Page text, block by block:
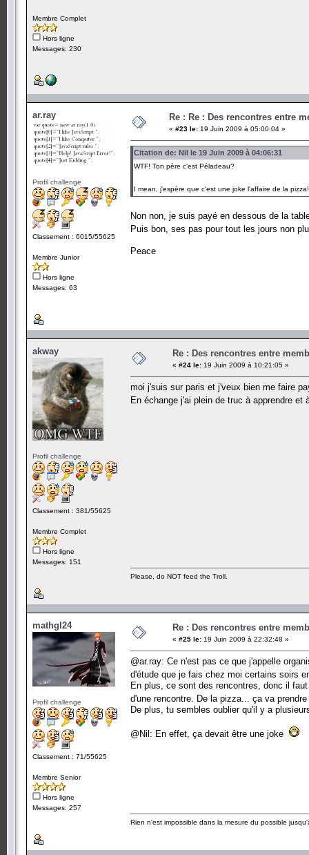
Membre Complet
Hors ligne
Messages: 230
ar.ray
Profil challenge
Classement : 6015/55625
Membre Junior
Hors ligne
Messages: 63
Re : Re : Des rencontres entre
« #23 le: 19 Juin 2009 à 05:00:04 »
Citation de: Nil le 19 Juin 2009 à 04:06:31
WTF! Ton père c'est Péladeau?
I mean, j'espère que c'est une joke l'affaire de la
Non non, je suis payé en dessous de la
Puis bon, ses pas pour tout les jours non
Peace
akway
Profil challenge
Classement : 381/55625
Membre Complet
Hors ligne
Messages: 151
Re : Des rencontres entre
« #24 le: 19 Juin 2009 à 10:21:05 »
moi j'suis sur paris et j'veux bien me faire
En échange j'ai plein de truc à apprendre
Please, do NOT feed the Troll.
mathgl24
Profil challenge
Classement : 71/55625
Membre Senior
Hors ligne
Messages: 257
Re : Des rencontres entre
« #25 le: 19 Juin 2009 à 22:32:48 »
@ar.ray: Ce n'est pas ce que j'appelle
d'étude que je fais chez moi certains soirs
En plus, ce sont des rencontres, donc il
d'une rencontre. De la pizza... ça va
De plus, tu sembles oublier qu'il y a
@Nil: En effet, ça devait être une joke
Rien n'est impossible dans la mesure du possible